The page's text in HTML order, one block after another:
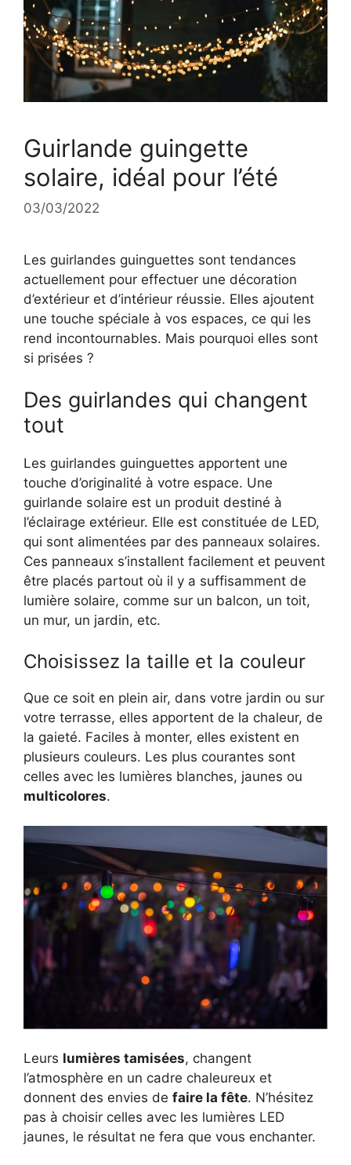
Guirlande guingette
solaire, idéal pour l’été
03/03/2022
Les guirlandes guinguettes sont tendances
actuellement pour effectuer une décoration
d’extérieur et d’intérieur réussie. Elles ajoutent
une touche spéciale à vos espaces, ce qui les
rend incontournables. Mais pourquoi elles sont
si prisées ?
Des guirlandes qui changent
tout
Les guirlandes guinguettes apportent une
touche d’originalité à votre espace. Une
guirlande solaire est un produit destiné à
l’éclairage extérieur. Elle est constituée de LED,
qui sont alimentées par des panneaux solaires.
Ces panneaux s’installent facilement et peuvent
être placés partout où il y a suffisamment de
lumière solaire, comme sur un balcon, un toit,
un mur, un jardin, etc.
Choisissez la taille et la couleur
Que ce soit en plein air, dans votre jardin ou sur
votre terrasse, elles apportent de la chaleur, de
la gaieté. Faciles à monter, elles existent en
plusieurs couleurs. Les plus courantes sont
celles avec les lumières blanches, jaunes ou
multicolores.
Leurs lumières tamisées, changent
l’atmosphère en un cadre chaleureux et
donnent des envies de faire la fête. N’hésitez
pas à choisir celles avec les lumières LED
jaunes, le résultat ne fera que vous enchanter.